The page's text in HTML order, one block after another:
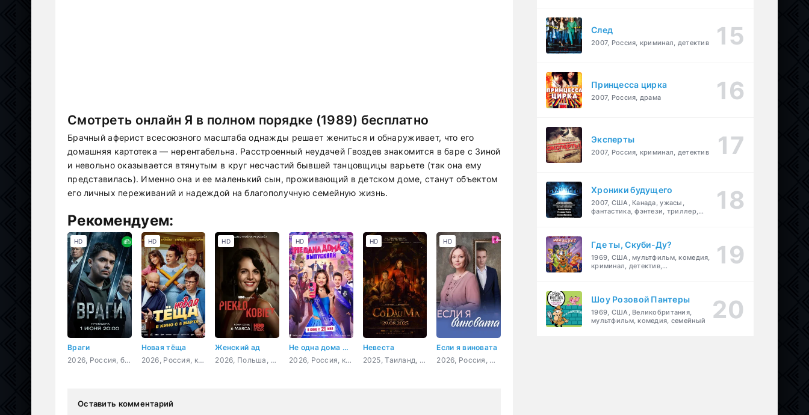
Смотреть онлайн Я в полном порядке (1989) бесплатно
Брачный аферист всесоюзного масштаба однажды решает жениться и обнаруживает, что его
домашняя картотека — нерентабельна. Расстроенный неудачей Гвоздев знакомится в баре с Зиной
и невольно оказывается втянутым в круг несчастий бывшей танцовщицы варьете (так она ему
представилась). Именно она и ее маленький сын, проживающий в детском доме, станут объектом
его личных переживаний и надеждой на благополучную семейную жизнь.
Рекомендуем:
Враги
2026, Россия, боевик, криминал
HD
Новая тёща
2026, Россия, комедия
HD
Женский ад
2026, Польша, драма, детектив, криминал
HD
Не одна дома 3. Выпускной
2026, Россия, комедия, приключения, семейный
HD
Невеста
2025, Таиланд, Вьетнам, ужасы
HD
Если я виновата
2026, Россия, мелодрама
HD
Оставить комментарий
След
2007, Россия, криминал, детектив
Принцесса цирка
2007, Россия, драма
Эксперты
2007, Россия, криминал, детектив
Хроники будущего
2007, США, Канада, ужасы,
фантастика, фэнтези, триллер,
Где ты, Скуби-Ду?
1969, США, мультфильм, комедия,
криминал, детектив,
Шоу Розовой Пантеры
1969, США, Великобритания,
мультфильм, комедия, семейный